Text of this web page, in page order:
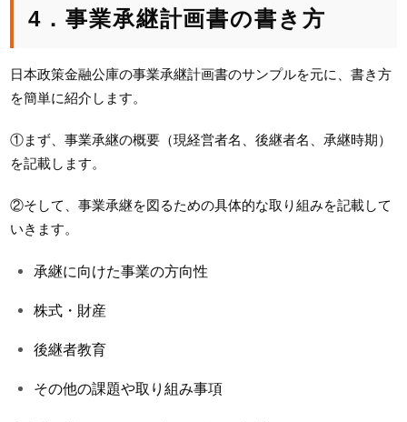
4．事業承継計画書の書き方
日本政策金融公庫の事業承継計画書のサンプルを元に、書き方
を簡単に紹介します。
①まず、事業承継の概要（現経営者名、後継者名、承継時期）
を記載します。
②そして、事業承継を図るための具体的な取り組みを記載して
いきます。
承継に向けた事業の方向性
株式・財産
後継者教育
その他の課題や取り組み事項